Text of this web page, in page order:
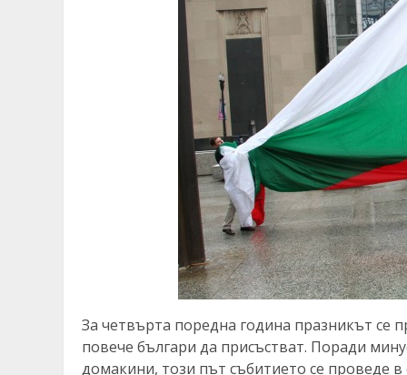
За четвърта поредна година празникът се
повече българи да присъстват. Поради
домакини, този път събитието се проведе